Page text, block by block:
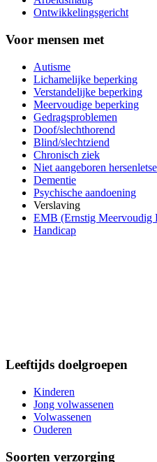
Ontwikkelingsgericht
Voor mensen met
Autisme
Lichamelijke beperking
Verstandelijke beperking
Meervoudige beperking
Gedragsproblemen
Doof/slechthorend
Blind/slechtziend
Chronisch ziek
Niet aangeboren
Dementie
Psychische aandoening
Verslaving
EMB (Ernstig Meervoudig
Handicap
Leeftijds doelgroepen
Kinderen
Jong volwassenen
Volwassenen
Ouderen
Soorten verzorging